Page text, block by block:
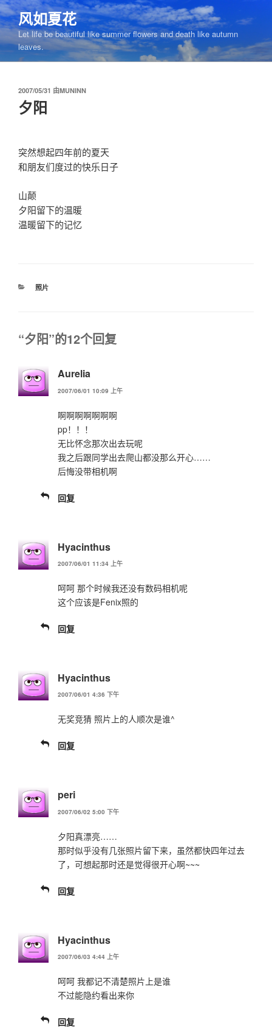
跳
至
容
风如夏花
Let life be beautiful like summer flowers and death like autumn
leaves.
发
布
于
2007/05/31 由MUNINN
夕阳
突然想起四年前的夏天
和朋友们度过的快乐日子
山颠
夕阳留下的温暖
温暖留下的记忆
分
照片
“夕阳”的12个回复
Aurelia
2007/06/01 10:09 上午
啊啊啊啊啊啊啊
pp！！！
无比怀念那次出去玩呢
我之后跟同学出去爬山都没那么开心……
后悔没带相机啊
回复
Hyacinthus
2007/06/01 11:34 上午
呵呵 那个时候我还没有数码相机呢
这个应该是Fenix照的
回复
Hyacinthus
2007/06/01 4:36 下午
无奖竞猜 照片上的人顺次是谁^
回复
peri
2007/06/02 5:00 下午
夕阳真漂亮……
那时似乎没有几张照片留下来，虽然都快四年过去
了，可想起那时还是觉得很开心啊~~~
回复
Hyacinthus
2007/06/03 4:44 上午
呵呵 我都记不清楚照片上是谁
不过能隐约看出来你
回复